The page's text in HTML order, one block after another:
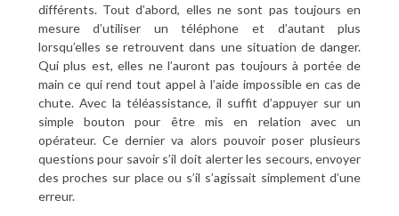
différents. Tout d’abord, elles ne sont pas toujours en
mesure d’utiliser un téléphone et d’autant plus
lorsqu’elles se retrouvent dans une situation de danger.
Qui plus est, elles ne l’auront pas toujours à portée de
main ce qui rend tout appel à l’aide impossible en cas de
chute. Avec la téléassistance, il suffit d’appuyer sur un
simple bouton pour être mis en relation avec un
opérateur. Ce dernier va alors pouvoir poser plusieurs
questions pour savoir s’il doit alerter les secours, envoyer
des proches sur place ou s’il s’agissait simplement d’une
erreur.